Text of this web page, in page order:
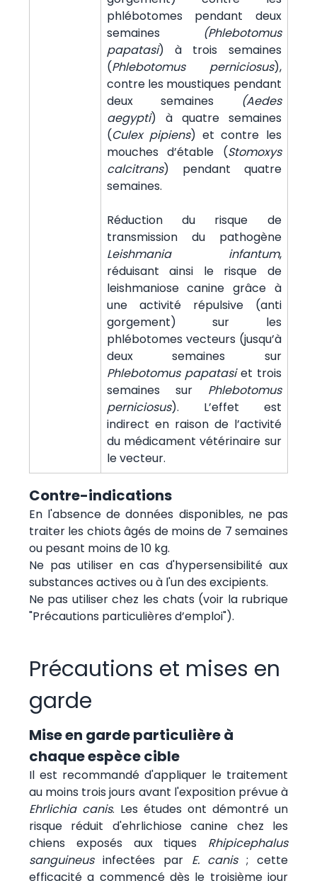
phlébotomes pendant deux
semaines
(Phlebotomus
papatasi) à trois semaines
(Phlebotomus perniciosus),
contre les moustiques pendant
deux semaines
(Aedes
aegypti) à quatre semaines
(Culex pipiens) et contre les
mouches d’étable (Stomoxys
calcitrans) pendant quatre
semaines.
Réduction du risque de
transmission du pathogène
Leishmania infantum,
réduisant ainsi le risque de
leishmaniose canine grâce à
une activité répulsive (anti
gorgement) sur les
phlébotomes vecteurs (jusqu’à
deux semaines sur
Phlebotomus papatasiet trois
semaines sur Phlebotomus
perniciosus). L’effet est
indirect en raison de l’activité
du médicament vétérinaire sur
le vecteur.
Contre-indications
En l'absence de données disponibles, ne pas
traiter les chiots âgés de moins de 7 semaines
ou pesant moins de 10 kg.
Ne pas utiliser en cas d'hypersensibilité aux
substances actives ou à l'un des excipients.
Ne pas utiliser chez les chats (voir la rubrique
"Précautions particulières d’emploi").
Précautions et mises en
garde
Mise en garde particulière à
chaque espèce cible
Il est recommandé d'appliquer le traitement
au moins trois jours avant l'exposition prévue à
Ehrlichia canis. Les études ont démontré un
risque réduit d'ehrlichiose canine chez les
chiens exposés aux tiques Rhipicephalus
sanguineusinfectées par E. canis; cette
efficacité a commencé dès le troisième jour